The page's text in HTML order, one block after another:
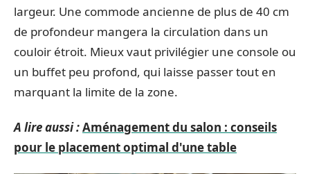
largeur. Une commode ancienne de plus de 40 cm
de profondeur mangera la circulation dans un
couloir étroit. Mieux vaut privilégier une console ou
un buffet peu profond, qui laisse passer tout en
marquant la limite de la zone.
A lire aussi :Aménagement du salon : conseils
pour le placement optimal d'une table